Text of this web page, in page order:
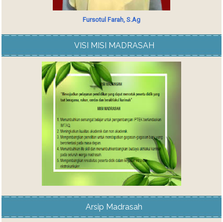
Fursotul Farah, S.Ag
VISI MISI MADRASAH
Arsip Madrasah